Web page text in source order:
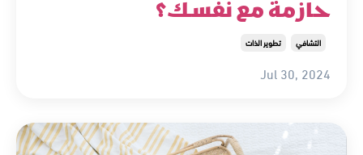
حازمة مع نفسك؟
التشافي تطوير الذات
Jul 30, 2024